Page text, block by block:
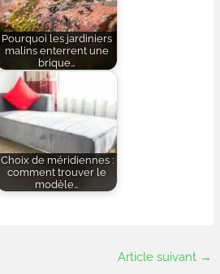
Pourquoi les jardiniers
malins enterrent une
brique…
Choix de méridiennes :
comment trouver le
modèle…
Article suivant →